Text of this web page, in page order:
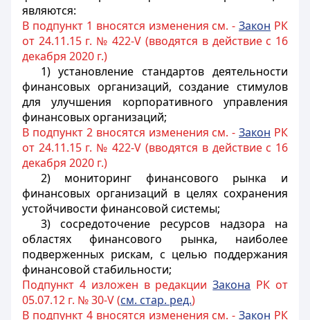
являются:
В подпункт 1 вносятся изменения см. -Закон РК
от 24.11.15 г. № 422-V (вводятся в действие с 16
декабря 2020 г.)
1) установление стандартов деятельности
финансовых организаций, создание стимулов
для улучшения корпоративного управления
финансовых организаций;
В подпункт 2 вносятся изменения см. -Закон РК
от 24.11.15 г. № 422-V (вводятся в действие с 16
декабря 2020 г.)
2) мониторинг финансового рынка и
финансовых организаций в целях сохранения
устойчивости финансовой системы;
3) сосредоточение ресурсов надзора на
областях финансового рынка, наиболее
подверженных рискам, с целью поддержания
финансовой стабильности;
Подпункт 4 изложен в редакцииЗакона РК от
05.07.12 г. № 30-V (см. стар. ред.)
В подпункт 4 вносятся изменения см. -Закон РК